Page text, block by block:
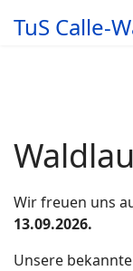
TuS Calle-
Wir freuen uns
13.09.2026.
Unsere